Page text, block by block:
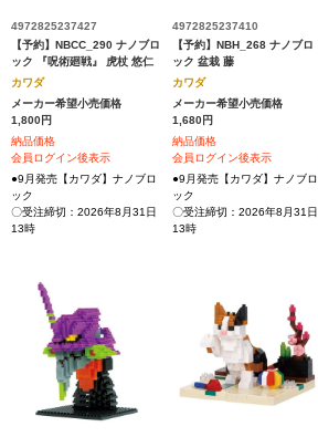
4972825237427
【予約】NBCC_290 ナノブロ
ック 『呪術廻戦』 虎杖 悠仁
カワダ
メーカー希望小売価格
1,800円
納品価格
会員ログイン後表示
●9月発売【カワダ】ナノブロ
ック
〇受注締切：2026年8月31日
13時
4972825237410
【予約】NBH_268 ナノブロ
ック 盆栽 藤
カワダ
メーカー希望小売価格
1,680円
納品価格
会員ログイン後表示
●9月発売【カワダ】ナノブロ
ック
〇受注締切：2026年8月31日
13時